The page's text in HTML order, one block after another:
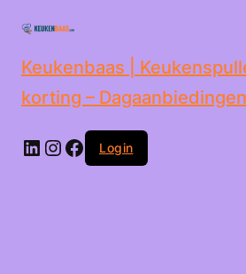
inhoud
Keukenbaas |
korting – Dagaanbiedingen
Login